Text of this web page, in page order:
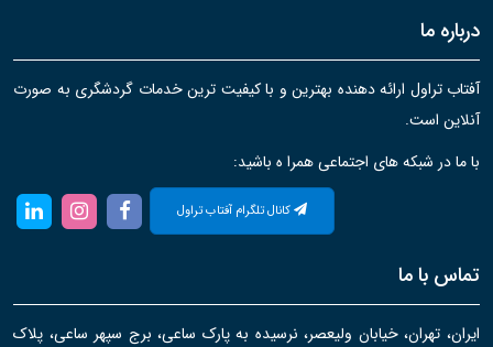
درباره ما
آفتاب تراول ارائه دهنده بهترین و با کیفیت ترین خدمات گردشگری به صورت
آنلاین است.
با ما در شبکه های اجتماعی همرا ه باشید:
کانال تلگرام آفتاب تراول
تماس با ما
ایران، تهران، خیابان ولیعصر، نرسیده به پارک ساعی، برج سپهر ساعی، پلاک